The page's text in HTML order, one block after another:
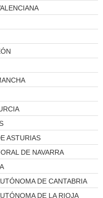
ASTURIAS
DE NAVARRA
DE CANTABRIA
DE LA RIOJA